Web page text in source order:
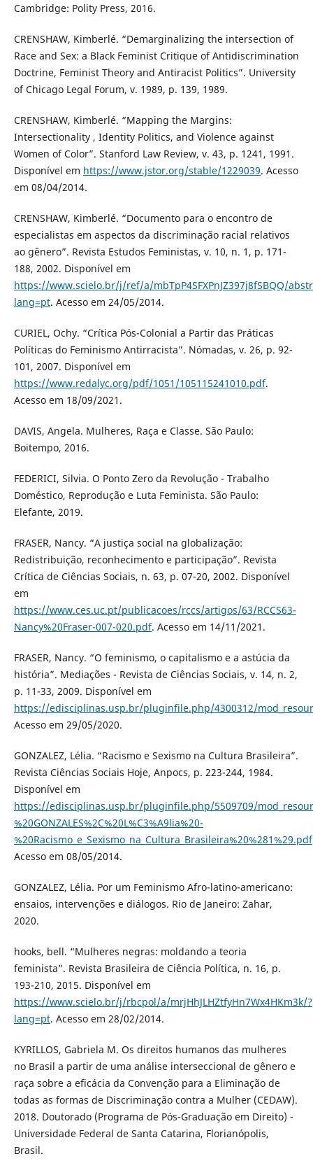
Cambridge: Polity Press, 2016.
CRENSHAW, Kimberlé. “Demarginalizing the intersection of
Race and Sex: a Black Feminist Critique of Antidiscrimination
Doctrine, Feminist Theory and Antiracist Politics”. University
of Chicago Legal Forum, v. 1989, p. 139, 1989.
CRENSHAW, Kimberlé. “Mapping the Margins:
Intersectionality , Identity Politics, and Violence against
Women of Color”. Stanford Law Review, v. 43, p. 1241, 1991.
Disponível em https://www.jstor.org/stable/1229039. Acesso
em 08/04/2014.
CRENSHAW, Kimberlé. “Documento para o encontro de
especialistas em aspectos da discriminação racial relativos
ao gênero”. Revista Estudos Feministas, v. 10, n. 1, p. 171-
188, 2002. Disponível em
https://www.scielo.br/j/ref/a/mbTpP4SFXPnJZ397j8fSBQQ/
lang=pt. Acesso em 24/05/2014.
CURIEL, Ochy. “Crítica Pós-Colonial a Partir das Práticas
Políticas do Feminismo Antirracista”. Nómadas, v. 26, p. 92-
101, 2007. Disponível em
https://www.redalyc.org/pdf/1051/105115241010.pdf.
Acesso em 18/09/2021.
DAVIS, Angela. Mulheres, Raça e Classe. São Paulo:
Boitempo, 2016.
FEDERICI, Silvia. O Ponto Zero da Revolução - Trabalho
Doméstico, Reprodução e Luta Feminista. São Paulo:
Elefante, 2019.
FRASER, Nancy. “A justiça social na globalização:
Redistribuição, reconhecimento e participação”. Revista
Crítica de Ciências Sociais, n. 63, p. 07-20, 2002. Disponível
em
https://www.ces.uc.pt/publicacoes/rccs/artigos/63/RCCS63-
Nancy%20Fraser-007-020.pdf. Acesso em 14/11/2021.
FRASER, Nancy. “O feminismo, o capitalismo e a astúcia da
história”. Mediações - Revista de Ciências Sociais, v. 14, n. 2,
p. 11-33, 2009. Disponível em
https://edisciplinas.usp.br/pluginfile.php/4300312/
Acesso em 29/05/2020.
GONZALEZ, Lélia. “Racismo e Sexismo na Cultura Brasileira”.
Revista Ciências Sociais Hoje, Anpocs, p. 223-244, 1984.
Disponível em
https://edisciplinas.usp.br/pluginfile.php/5509709/
%20GONZALES%2C%20L%C3%A9lia%20-
%20Racismo_e_Sexismo_na_Cultura_Brasileira%20%281%29.pdf
Acesso em 08/05/2014.
GONZALEZ, Lélia. Por um Feminismo Afro-latino-americano:
ensaios, intervenções e diálogos. Rio de Janeiro: Zahar,
2020.
hooks, bell. “Mulheres negras: moldando a teoria
feminista”. Revista Brasileira de Ciência Política, n. 16, p.
193-210, 2015. Disponível em
https://www.scielo.br/j/rbcpol/a/mrjHhJLHZtfyHn7Wx4HKm3k/?
lang=pt. Acesso em 28/02/2014.
KYRILLOS, Gabriela M. Os direitos humanos das mulheres
no Brasil a partir de uma análise interseccional de gênero e
raça sobre a eficácia da Convenção para a Eliminação de
todas as formas de Discriminação contra a Mulher (CEDAW).
2018. Doutorado (Programa de Pós-Graduação em Direito) -
Universidade Federal de Santa Catarina, Florianópolis,
Brasil.